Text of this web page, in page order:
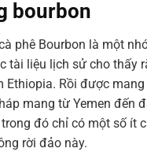
bourbon
phê Bourbon là một
tài liệu lịch sử cho thấy
Rồi được
mang từ Yemen đến
đó chỉ có một số ít
rời đảo này.